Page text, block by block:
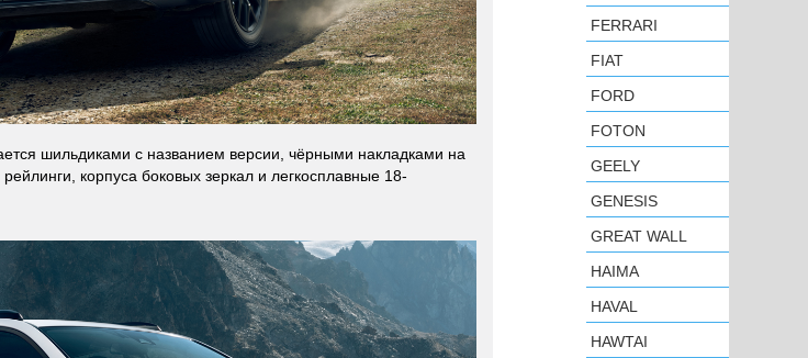
шильдиками с названием версии, чёрными накладками на
корпуса боковых зеркал и легкосплавные 18-
FERRARI
FIAT
FORD
FOTON
GEELY
GENESIS
GREAT WALL
HAIMA
HAVAL
HAWTAI